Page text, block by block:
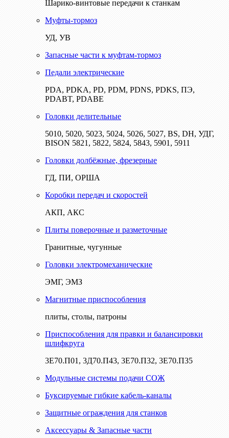
Шарико-винтовые передачи к станкам
Муфты-тормоз
УД, УВ
Запасные части к муфтам-тормоз
Педали электрические
PDA, PDKA, PD, PDM, PDNS, PDKS, ПЭ,
PDABT, PDABE
Головки делительные
5010, 5020, 5023, 5024, 5026, 5027, BS, DH, УДГ,
BISON 5821, 5822, 5824, 5843, 5901, 5911
Головки долбёжные, фрезерные
ГД, ПИ, ОРША
Коробки передач и скоростей
АКП, АКС
Плиты поверочные и разметочные
Гранитные, чугунные
Головки электромеханические
ЭМГ, ЭМЗ
Магнитные приспособления
плиты, столы, патроны
Приспособления для правки и балансировки
шлифкруга
3Е70.П01, 3Д70.П43, 3Е70.П32, 3Е70.П35
Модульные системы подачи СОЖ
Буксируемые гибкие кабель-каналы
Защитные ограждения для станков
Аксессуары & Запасные части